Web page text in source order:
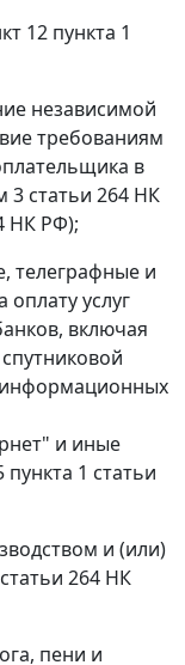
12 пункта 1
независимой
требованиям
в
3 статьи 264 НК
НК РФ);
телеграфные и
услуг
включая
информационных
и иные
1 статьи
и (или)
264 НК
пени и